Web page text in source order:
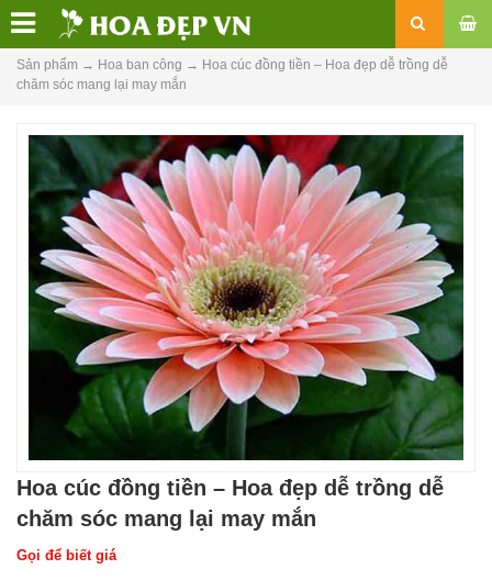
Sản phẩm → Hoa ban công → Hoa cúc đồng tiền – Hoa đẹp dễ trồng dễ
chăm sóc mang lại may mắn
Hoa cúc đồng tiền – Hoa đẹp dễ trồng dễ
chăm sóc mang lại may mắn
Gọi để biết giá